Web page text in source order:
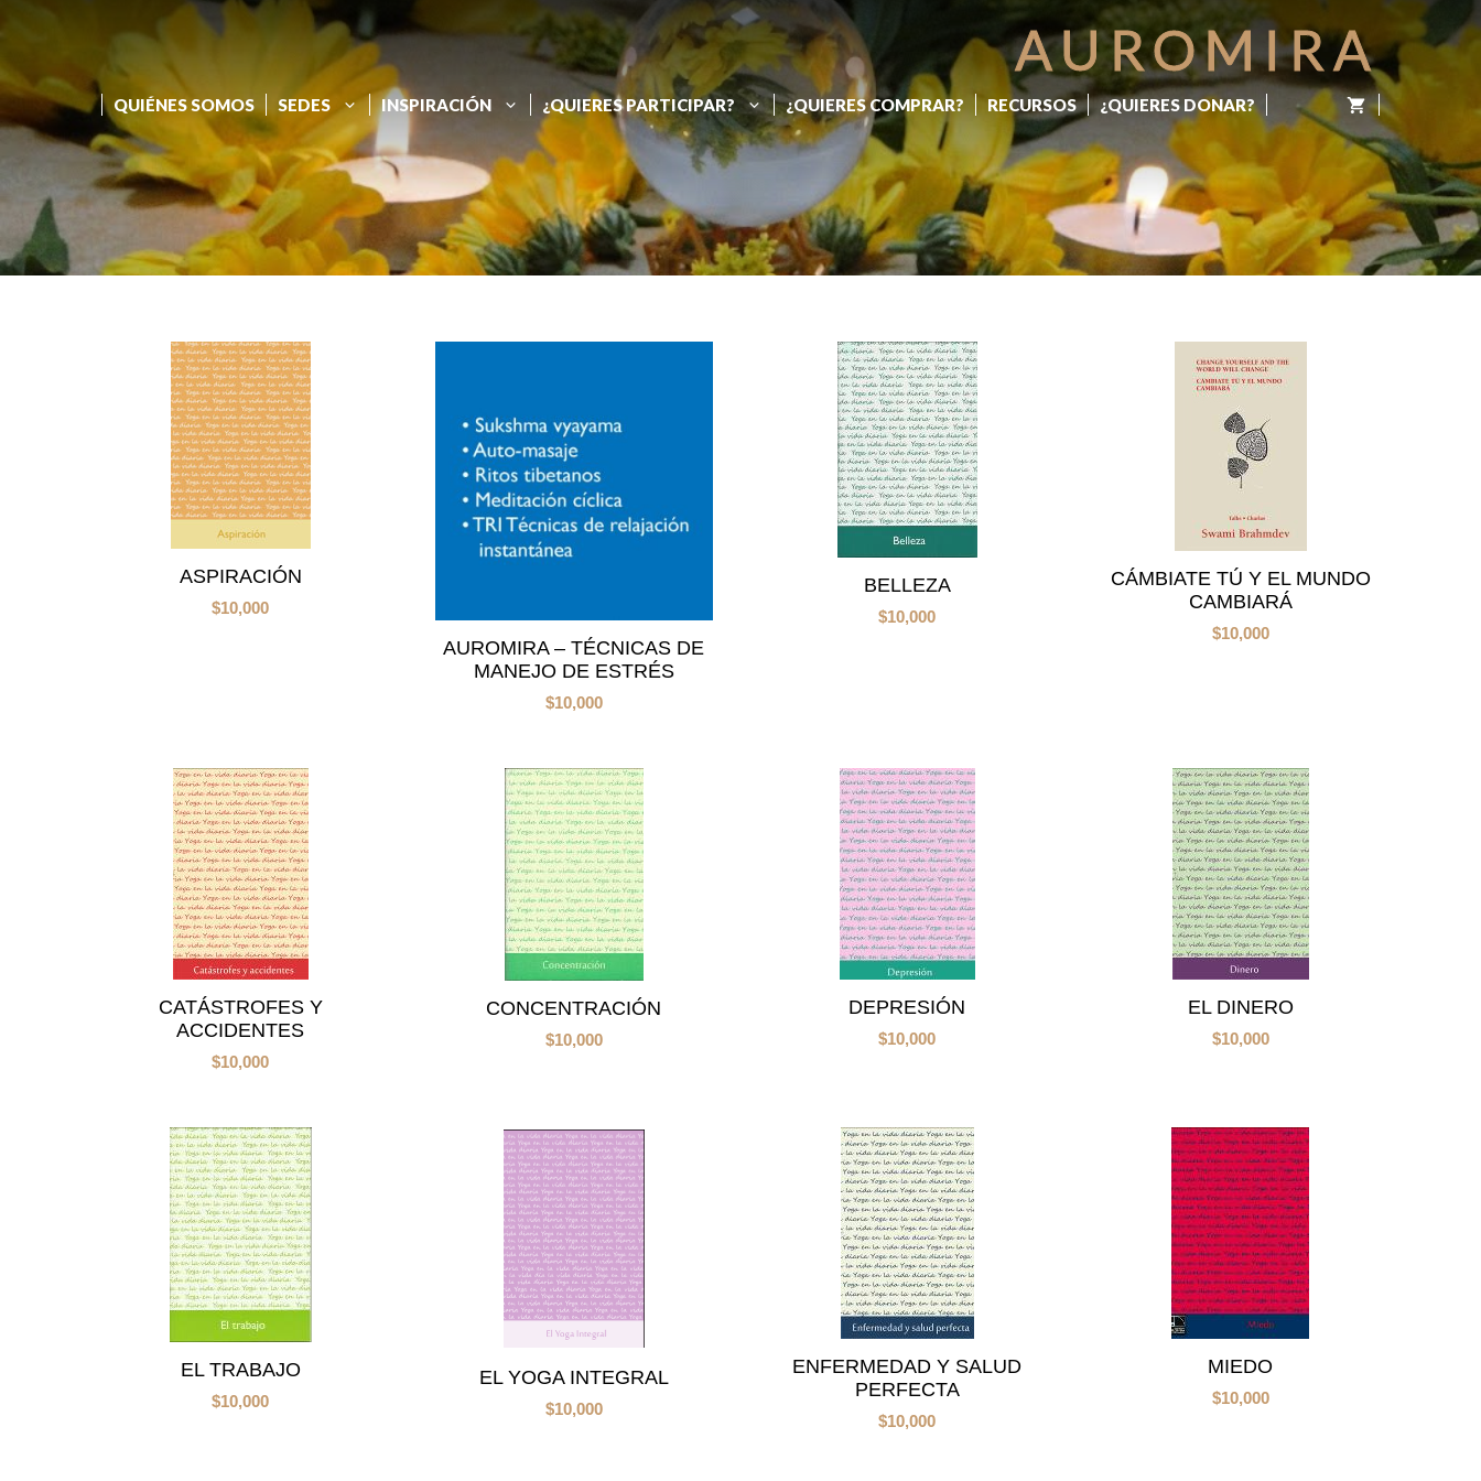
AUROMIRA
QUIÉNES SOMOS SEDES INSPIRACIÓN ¿QUIERES PARTICIPAR? ¿QUIERES COMPRAR? RECURSOS ¿QUIERES DONAR?
Folletos
ASPIRACIÓN
$10,000
AUROMIRA – TÉCNICAS DE
MANEJO DE ESTRÉS
$10,000
BELLEZA
$10,000
CÁMBIATE TÚ Y EL MUNDO
CAMBIARÁ
$10,000
CATÁSTROFES Y
ACCIDENTES
$10,000
CONCENTRACIÓN
$10,000
DEPRESIÓN
$10,000
EL DINERO
$10,000
EL TRABAJO
$10,000
EL YOGA INTEGRAL
$10,000
ENFERMEDAD Y SALUD
PERFECTA
$10,000
MIEDO
$10,000